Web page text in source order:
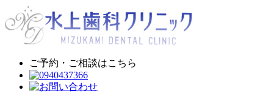
ご予約・ご相談はこちら